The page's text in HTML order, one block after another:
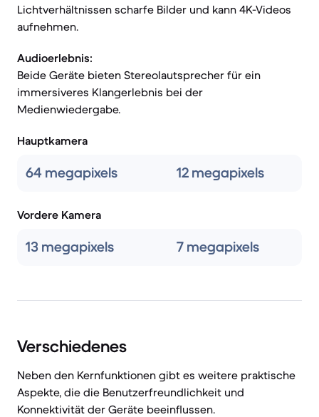
Lichtverhältnissen scharfe Bilder und kann 4K-Videos
aufnehmen.
Audioerlebnis:
Beide Geräte bieten Stereolautsprecher für ein
immersiveres Klangerlebnis bei der
Medienwiedergabe.
Hauptkamera
64 megapixels 12 megapixels
Vordere Kamera
13 megapixels 7 megapixels
Verschiedenes
Neben den Kernfunktionen gibt es weitere praktische
Aspekte, die die Benutzerfreundlichkeit und
Konnektivität der Geräte beeinflussen.